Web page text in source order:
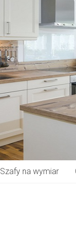
Szafy na wymiar